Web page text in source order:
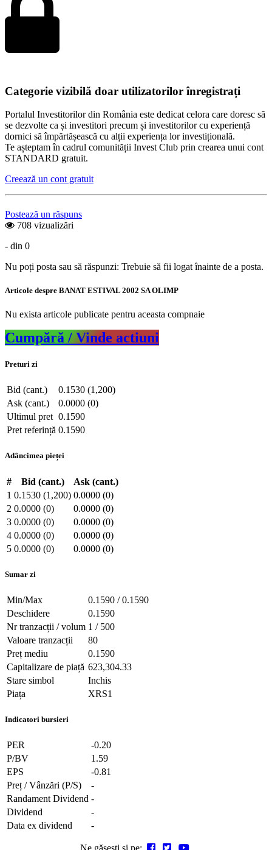
Categorie vizibilă doar utilizatorilor înregistrați
Portalul Investitorilor din România este dedicat celora care doresc să
se dezvolte ca și investitori precum și investitorilor cu experiență
dornici să împărtășească cu alții experiența lor investițională.
Te așteptam în cadrul comunității Invest Club prin crearea unui cont
STANDARD gratuit.
Creează un cont gratuit
Postează un răspuns
708 vizualizări
- din 0
Nu poți posta sau să răspunzi: Trebuie să fii logat înainte de a posta.
Articole despre BANAT ESTIVAL 2002 SA OLIMP
Nu exista articole publicate pentru aceasta compnaie
Cumpără / Vinde actiuni
Preturi zi
Bid (cant.)
0.1530 (1,200)
Ask (cant.)
0.0000 (0)
Ultimul pret 0.1590
Pret referință 0.1590
Adâncimea pieței
# Bid (cant.)
Ask (cant.)
1 0.1530 (1,200) 0.0000 (0)
2 0.0000 (0)
0.0000 (0)
3 0.0000 (0)
0.0000 (0)
4 0.0000 (0)
0.0000 (0)
5 0.0000 (0) 0.0000 (0)
Sumar zi
Min/Max
0.1590 / 0.1590
Deschidere
0.1590
Nr tranzacții / volum 1 / 500
Valoare tranzacții
80
Preț mediu
0.1590
Capitalizare de piață 623,304.33
Stare simbol
Inchis
Piața
XRS1
Indicatori bursieri
PER
-0.20
P/BV
1.59
EPS
-0.81
Preț / Vânzări (P/S)
-
Randament Dividend -
Dividend
-
Data ex dividend
-